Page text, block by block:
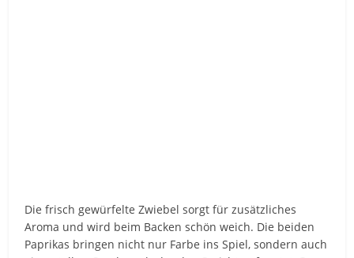
Die frisch gewürfelte Zwiebel sorgt für zusätzliches
Aroma und wird beim Backen schön weich. Die beiden
Paprikas bringen nicht nur Farbe ins Spiel, sondern auch